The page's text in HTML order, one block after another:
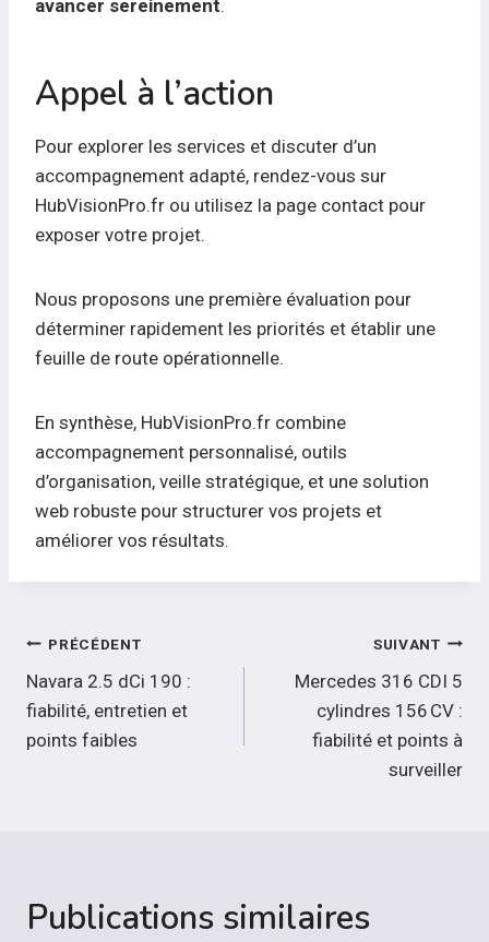
avancer sereinement.
Appel à l’action
Pour explorer les services et discuter d’un
accompagnement adapté, rendez-vous sur
HubVisionPro.fr ou utilisez la page contact pour
exposer votre projet.
Nous proposons une première évaluation pour
déterminer rapidement les priorités et établir une
feuille de route opérationnelle.
En synthèse, HubVisionPro.fr combine
accompagnement personnalisé, outils
d’organisation, veille stratégique, et une solution
web robuste pour structurer vos projets et
améliorer vos résultats.
Navigation
de
l’article
PRÉCÉDENT
Navara 2.5 dCi 190 :
fiabilité, entretien et
points faibles
SUIVANT
Mercedes 316 CDI 5
cylindres 156 CV :
fiabilité et points à
surveiller
Publications similaires